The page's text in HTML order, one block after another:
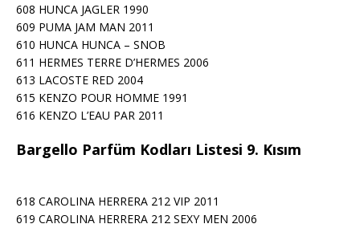
608 HUNCA JAGLER 1990
609 PUMA JAM MAN 2011
610 HUNCA HUNCA – SNOB
611 HERMES TERRE D’HERMES 2006
613 LACOSTE RED 2004
615 KENZO POUR HOMME 1991
616 KENZO L’EAU PAR 2011
Bargello Parfüm Kodları Listesi 9. Kısım
618 CAROLINA HERRERA 212 VIP 2011
619 CAROLINA HERRERA 212 SEXY MEN 2006